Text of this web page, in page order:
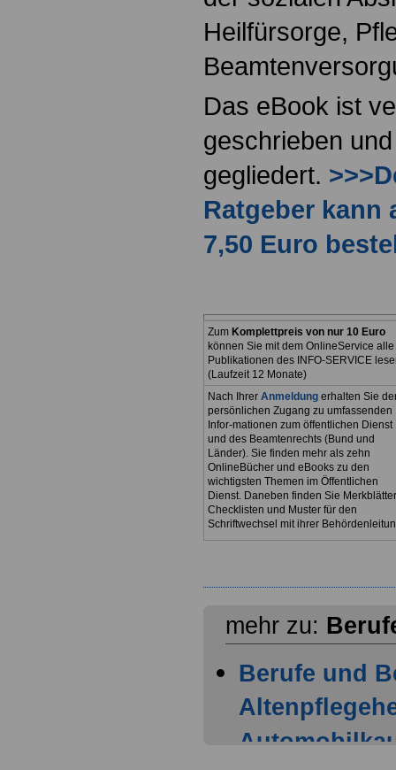
Heilfürsorge,
Das eBook ist
geschrieben
gegliedert.
Ratgeber kann
7,50 Euro
Zum Komplettpreis von nur 10 Euro
können Sie mit dem OnlineService alle
Publikationen des INFO-SERVICE
(Laufzeit 12 Monate)
Nach Ihrer Anmeldung erhalten Sie
persönlichen Zugang zu umfassenden
Infor-mationen zum öffentlichen Dienst
und des Beamtenrechts (Bund und
Länder). Sie finden mehr als zehn
OnlineBücher und eBooks zu den
wichtigsten Themen im Öffentlichen
Dienst. Daneben finden Sie
Checklisten und Muster für den
Schriftwechsel mit ihrer
mehr zu:
Berufe und